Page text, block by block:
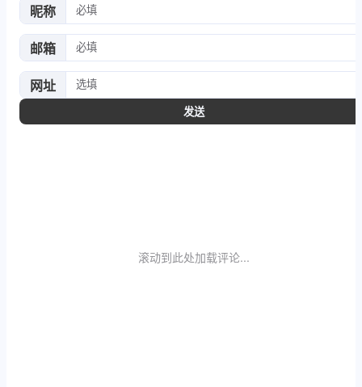
昵称
邮箱
网址
发送
滚动到此处加载评论...